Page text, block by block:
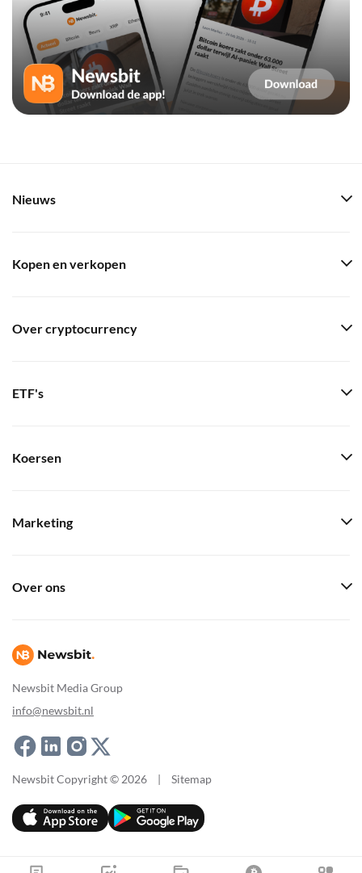
Newsbit Media Group
info@newsbit.nl
Nieuws
Kopen en verkopen
Over cryptocurrency
ETF's
Koersen
Marketing
Over ons
Newsbit Copyright © 2026 | Sitemap